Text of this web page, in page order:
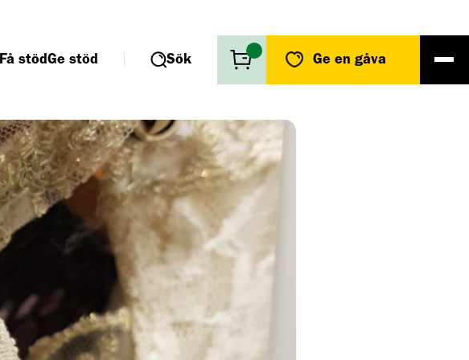
Få stödGe stöd Sök Ge en gåva
Om oss
Kontakta oss
Vanliga frågor
Nyheter
Pressrum
Organisation
årsredovisningar
Tryggt givande
Beställ oblat